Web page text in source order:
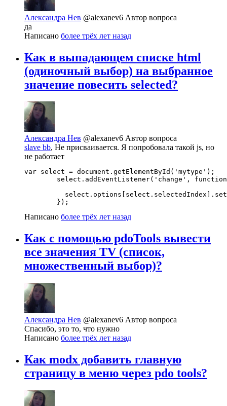
Александра Нев @alexanev6 Автор вопроса
да
Написано более трёх лет назад
Как в выпадающем списке html
(одиночный выбор) на выбранное
значение повесить selected?
Александра Нев @alexanev6 Автор вопроса
slave bb, Не присваивается. Я попробовала такой js, но
не работает
var select = document.getElementById('mytype');
select.addEventListener('change',
        });
Написано более трёх лет назад
Как с помощью pdoTools вывести
все значения TV (список,
множественный выбор)?
Александра Нев @alexanev6 Автор вопроса
Спасибо, это то, что нужно
Написано более трёх лет назад
Как modx добавить главную
страницу в меню через pdo tools?